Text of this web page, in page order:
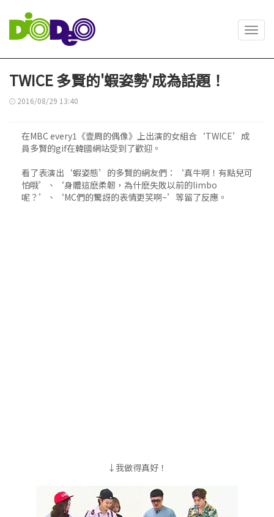
TWICE 多賢的'蝦姿勢'成為話題！
2016/08/29 13:40
在MBC every1《壹周的偶像》上出演的女組合‘TWICE’成
員多賢的gif在韓國網站受到了歡迎。
看了表演出‘蝦姿態’的多賢的網友們：‘真牛啊！有點兒可
怕哦’、‘身體這麽柔韌，為什麽失敗以前的limbo
呢？’、‘MC們的驚訝的表情更笑啊~’等留了反應。
↓我做得真好！